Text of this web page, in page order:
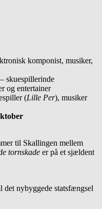
komponist, musiker,
skuespillerinde
og entertainer
(Lille Per), musiker
til Skallingen mellem
tornskade er på et sjældent
nybyggede statsfængsel